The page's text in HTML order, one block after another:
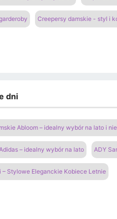
Creepersy damskie - styl i
dni
Abloom – idealny wybór na lato i
– idealny wybór na lato ADY
– Stylowe Eleganckie Kobiece Letnie